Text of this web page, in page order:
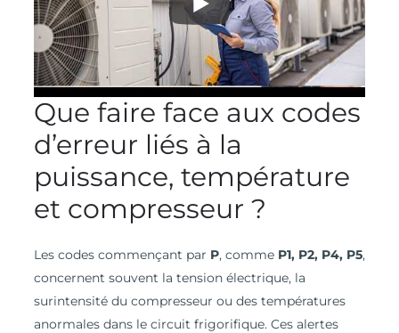
Que faire face aux codes
d’erreur liés à la
puissance, température
et compresseur ?
Les codes commençant par P, comme P1, P2, P4, P5,
concernent souvent la tension électrique, la
surintensité du compresseur ou des températures
anormales dans le circuit frigorifique. Ces alertes